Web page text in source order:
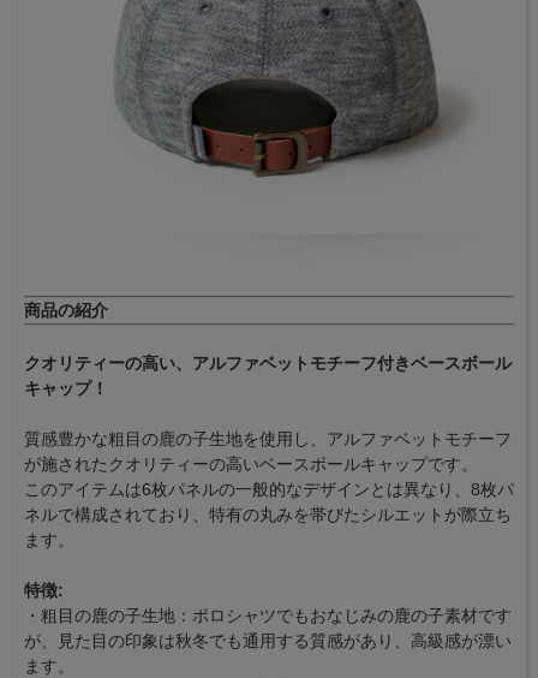
商品の紹介
クオリティーの高い、アルファベットモチーフ付きベースボール
キャップ！
質感豊かな粗目の鹿の子生地を使用し、アルファベットモチーフ
が施されたクオリティーの高いベースボールキャップです。
このアイテムは6枚パネルの一般的なデザインとは異なり、8枚パ
ネルで構成されており、特有の丸みを帯びたシルエットが際立ち
ます。
特徴:
・粗目の鹿の子生地：ポロシャツでもおなじみの鹿の子素材です
が、見た目の印象は秋冬でも通用する質感があり、高級感が漂い
ます。